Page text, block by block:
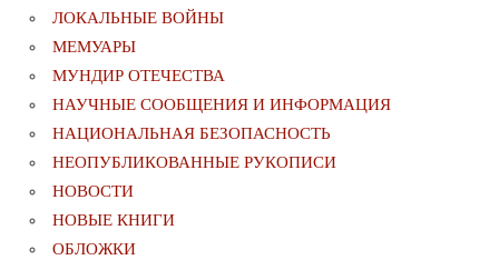
ЛОКАЛЬНЫЕ ВОЙНЫ
МЕМУАРЫ
МУНДИР ОТЕЧЕСТВА
НАУЧНЫЕ СООБЩЕНИЯ И ИНФОРМАЦИЯ
НАЦИОНАЛЬНАЯ БЕЗОПАСНОСТЬ
НЕОПУБЛИКОВАННЫЕ РУКОПИСИ
НОВОСТИ
НОВЫЕ КНИГИ
ОБЛОЖКИ